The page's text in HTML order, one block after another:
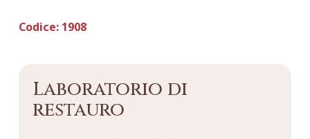
Codice:1908
Laboratorio di
restauro